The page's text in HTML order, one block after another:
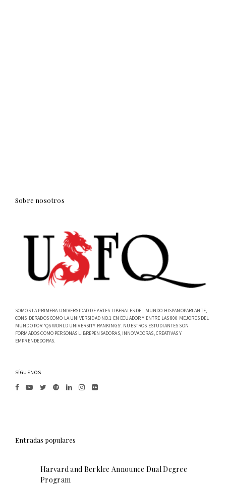
Sobre nosotros
SOMOS LA PRIMERA UNIVERSIDAD DE ARTES LIBERALES DEL MUNDO HISPANOPARLANTE,
CONSIDERADOS COMO LA UNIVERSIDAD NO.1 EN ECUADOR Y ENTRE LAS 800 MEJORES DEL
MUNDO POR 'QS WORLD UNIVERSITY RANKINGS'. NUESTROS ESTUDIANTES SON
FORMADOS COMO PERSONAS LIBREPENSADORAS, INNOVADORAS, CREATIVAS Y
EMPRENDEDORAS.
SÍGUENOS
Entradas populares
Harvard and Berklee Announce Dual Degree
Program